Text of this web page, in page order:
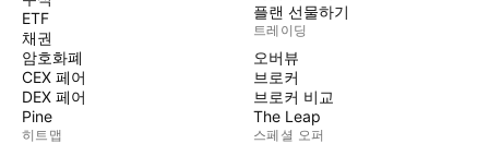
ETF
채권
암호화폐
CEX 페어
DEX 페어
Pine
히트맵
플랜 선물하기
트레이딩
오버뷰
브로커
브로커 비교
The Leap
스페셜 오퍼